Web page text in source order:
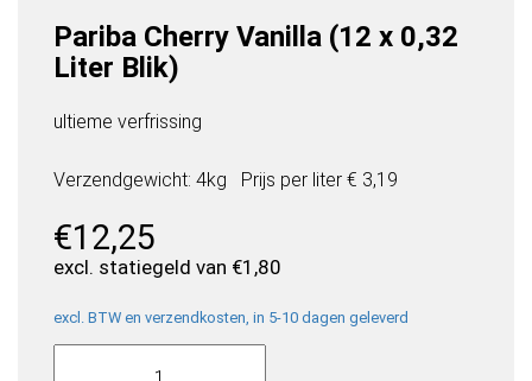
Pariba Cherry Vanilla (12 x 0,32
Liter Blik)
ultieme verfrissing
Verzendgewicht: 4kg Prijs per liter € 3,19
€12,25
excl. statiegeld van €1,80
excl. BTW en verzendkosten, in 5-10 dagen geleverd
Pariba